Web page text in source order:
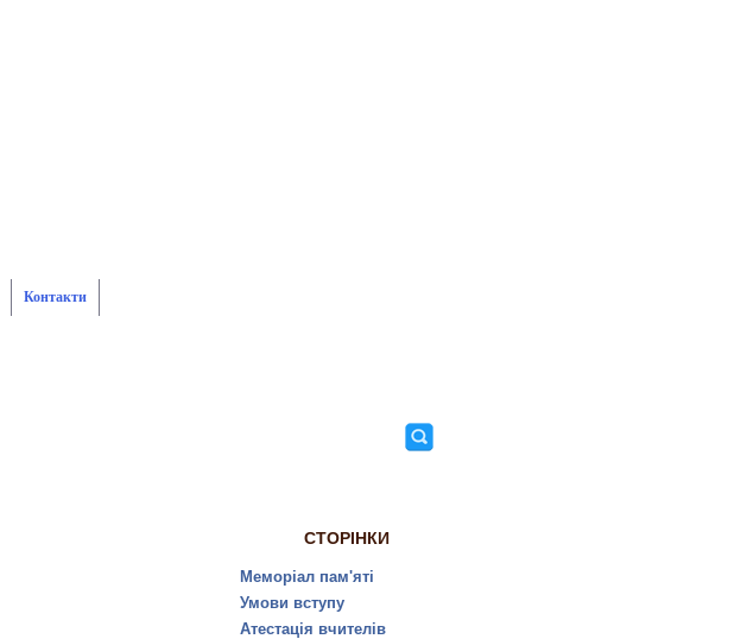
Контакти
СТОРІНКИ
Меморіал пам'яті
Умови вступу
Атестація вчителів